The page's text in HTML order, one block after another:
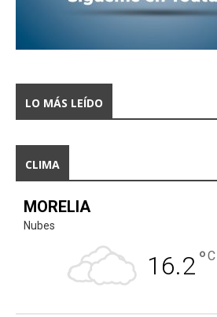
LO MÁS LEÍDO
CLIMA
MORELIA
Nubes
16.2°C